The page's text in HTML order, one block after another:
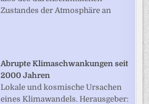
Zustandes der Atmosphäre an
Abrupte Klimaschwankungen seit
2000 Jahren
Lokale und kosmische Ursachen
eines Klimawandels. Herausgeber: